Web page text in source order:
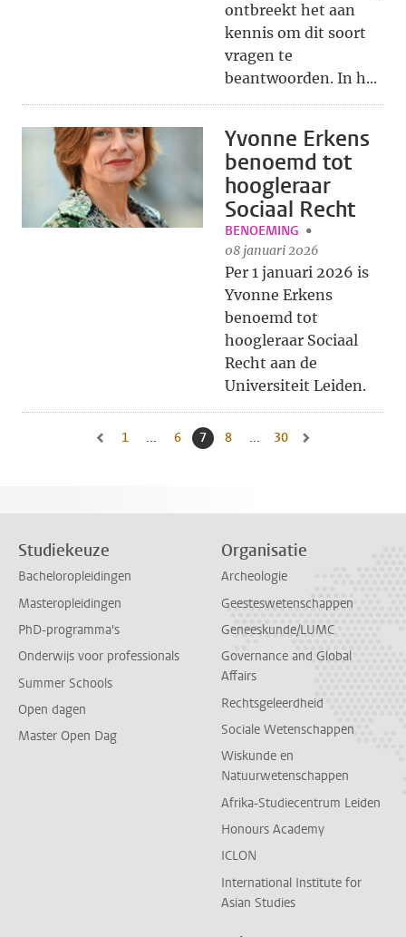
ontbreekt het aan
kennis om dit soort
vragen te
beantwoorden. In h...
Yvonne Erkens
benoemd tot
hoogleraar
Sociaal Recht
BENOEMING
08 januari 2026
Per 1 januari 2026 is
Yvonne Erkens
benoemd tot
hoogleraar Sociaal
Recht aan de
Universiteit Leiden.
Naar vorige pagina, pagina 6
Naar eerste pagina, pagina
1 ... Naar pagina
6 Huidige pagina, pagina
7 Naar pagina
8 ... Naar laatste pagina,
30
Studiekeuze
Bacheloropleidingen
Masteropleidingen
PhD-programma's
Onderwijs voor professionals
Summer Schools
Open dagen
Master Open Dag
Organisatie
Archeologie
Geesteswetenschappen
Geneeskunde/LUMC
Governance and Global
Affairs
Rechtsgeleerdheid
Sociale Wetenschappen
Wiskunde en
Natuurwetenschappen
Afrika-Studiecentrum Leiden
Honours Academy
ICLON
International Institute for
Asian Studies